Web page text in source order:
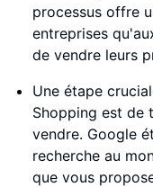
processus offre
entreprises
de vendre leurs
Une étape
Shopping est de
vendre. Google
recherche au
que vous